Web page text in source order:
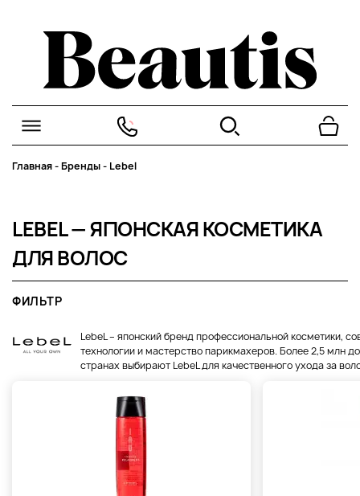
Главная-Бренды- Lebel
LEBEL — ЯПОНСКАЯ КОСМЕТИКА
ДЛЯ ВОЛОС
ФИЛЬТР
LebeL – японский бренд профессиональной косметики,
технологии и мастерство парикмахеров. Более 2,5 млн
странах выбирают LebeL для качественного ухода за